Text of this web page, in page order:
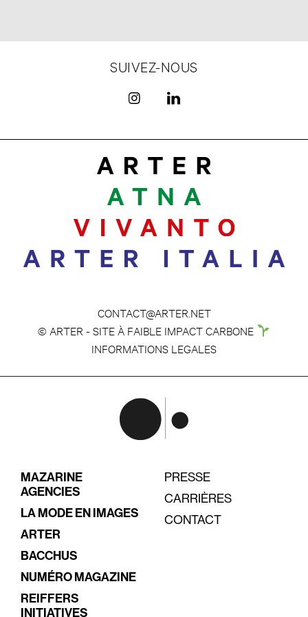
SUIVEZ-NOUS
CONTACT@ARTER.NET
© ARTER - SITE À FAIBLE IMPACT CARBONE
INFORMATIONS LEGALES
MAZARINE
AGENCIES
LA MODE EN IMAGES
ARTER
BACCHUS
NUMÉRO MAGAZINE
REIFFERS
INITIATIVES
PRESSE
CARRIÈRES
CONTACT